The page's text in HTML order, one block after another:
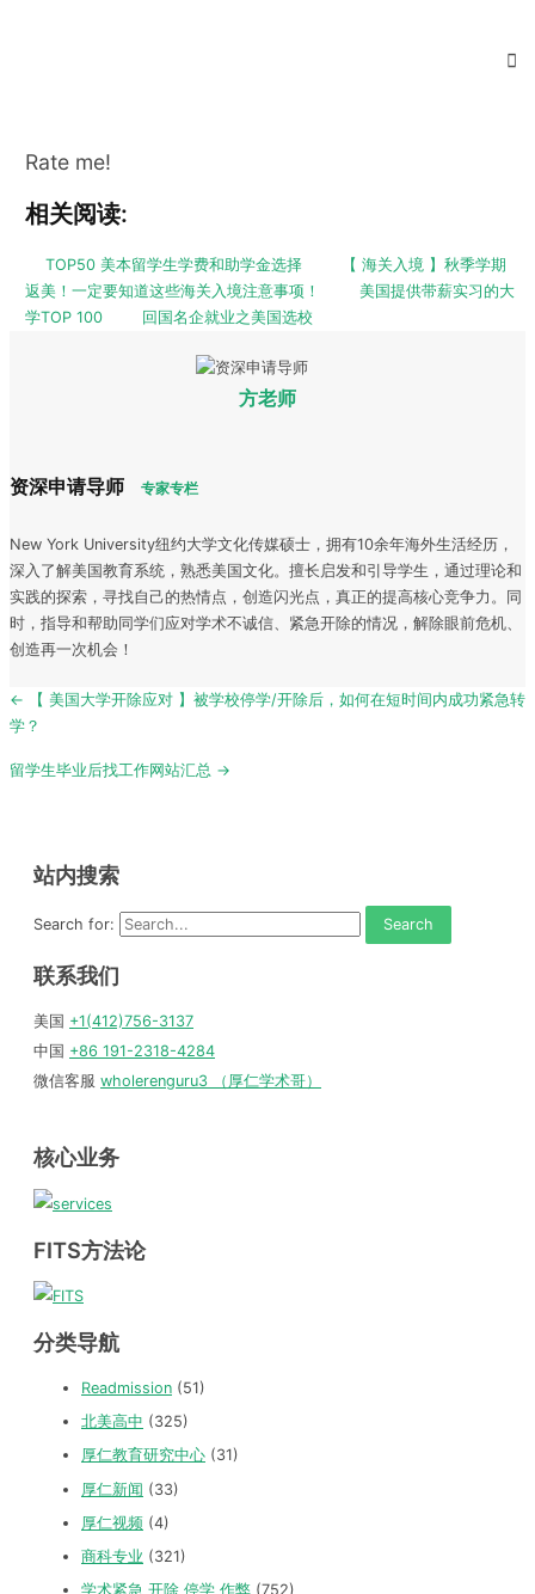
Rate me!
相关阅读:
TOP50 美本留学生学费和助学金选择
【 海关入境 】秋季学期
返美！一定要知道这些海关入境注意事项！
美国提供带薪实习的大
学TOP 100
回国名企就业之美国选校
方老师
资深申请导师 专家专栏
New York University纽约大学文化传媒硕士，拥有10余年海外生活经历，
深入了解美国教育系统，熟悉美国文化。擅长启发和引导学生，通过理论和
实践的探索，寻找自己的热情点，创造闪光点，真正的提高核心竞争力。同
时，指导和帮助同学们应对学术不诚信、紧急开除的情况，解除眼前危机、
创造再一次机会！
Post
navigation
← 【 美国大学开除应对 】被学校停学/开除后，如何在短时间内成功紧急转
学？
留学生毕业后找工作网站汇总 →
站内搜索
Search for:
联系我们
美国 +1(412)756-3137
中国 +86 191-2318-4284
微信客服 wholerenguru3 （厚仁学术哥）
核心业务
FITS方法论
分类导航
Readmission (51)
北美高中 (325)
厚仁教育研究中心 (31)
厚仁新闻 (33)
厚仁视频 (4)
商科专业 (321)
学术紧急 开除 停学 作弊 (752)